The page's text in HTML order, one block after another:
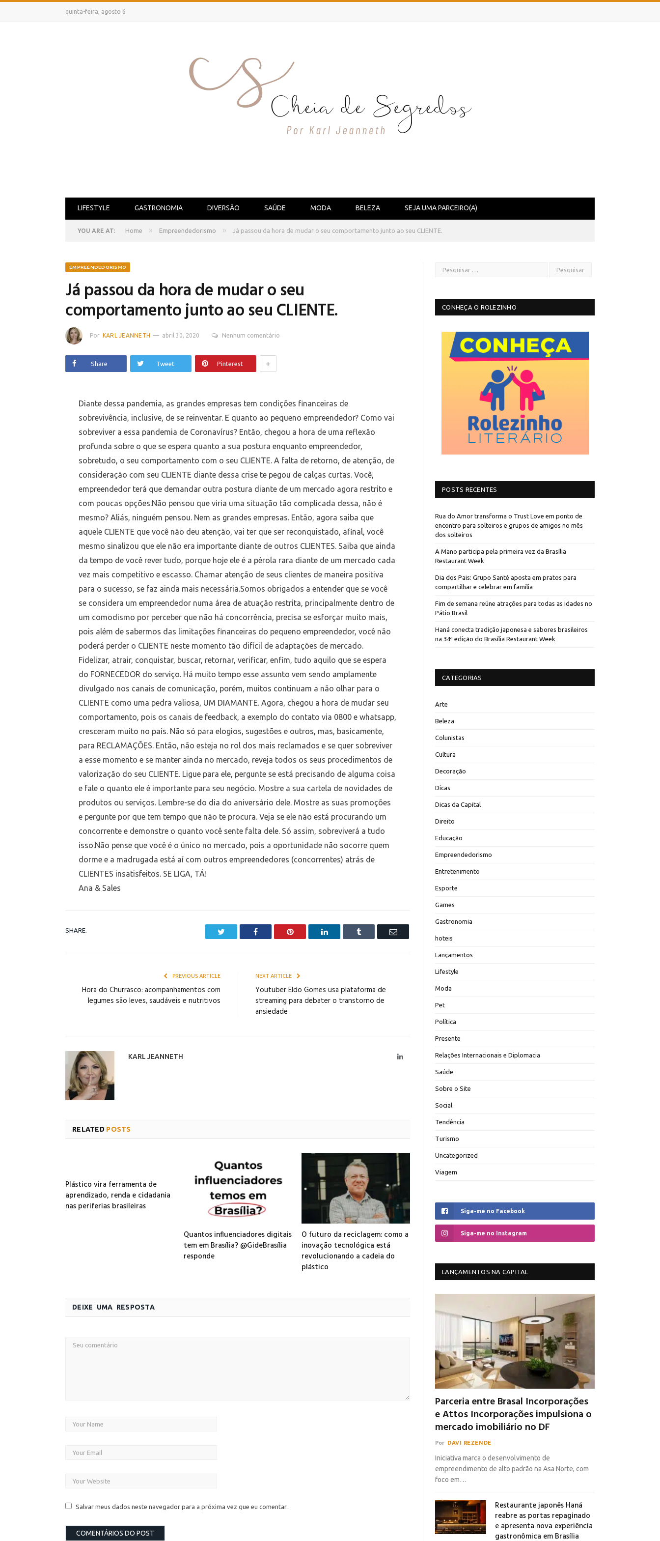
quinta-feira, agosto 6
LIFESTYLE GASTRONOMIA DIVERSÃO SAÚDE MODA BELEZA SEJA UMA PARCEIRO(A)
YOU ARE AT: Home » Empreendedorismo » Já passou da hora de mudar o seu comportamento junto ao seu CLIENTE.
EMPREENDEDORISMO
Já passou da hora de mudar o seu
comportamento junto ao seu CLIENTE.
Por KARL JEANNETH abril 30, 2020 Nenhum comentário
Share Tweet Pinterest +
Diante dessa pandemia, as grandes empresas tem condições financeiras de
sobrevivência, inclusive, de se reinventar. E quanto ao pequeno empreendedor? Como vai
sobreviver a essa pandemia de Coronavírus? Então, chegou a hora de uma reflexão
profunda sobre o que se espera quanto a sua postura enquanto empreendedor,
sobretudo, o seu comportamento com o seu CLIENTE. A falta de retorno, de atenção, de
consideração com seu CLIENTE diante dessa crise te pegou de calças curtas. Você,
empreendedor terá que demandar outra postura diante de um mercado agora restrito e
com poucas opções.Não pensou que viria uma situação tão complicada dessa, não é
mesmo? Aliás, ninguém pensou. Nem as grandes empresas. Então, agora saiba que
aquele CLIENTE que você não deu atenção, vai ter que ser reconquistado, afinal, você
mesmo sinalizou que ele não era importante diante de outros CLIENTES. Saiba que ainda
da tempo de você rever tudo, porque hoje ele é a pérola rara diante de um mercado cada
vez mais competitivo e escasso. Chamar atenção de seus clientes de maneira positiva
para o sucesso, se faz ainda mais necessária.Somos obrigados a entender que se você
se considera um empreendedor numa área de atuação restrita, principalmente dentro de
um comodismo por perceber que não há concorrência, precisa se esforçar muito mais,
pois além de sabermos das limitações financeiras do pequeno empreendedor, você não
poderá perder o CLIENTE neste momento tão difícil de adaptações de mercado.
Fidelizar, atrair, conquistar, buscar, retornar, verificar, enfim, tudo aquilo que se espera
do FORNECEDOR do serviço. Há muito tempo esse assunto vem sendo amplamente
divulgado nos canais de comunicação, porém, muitos continuam a não olhar para o
CLIENTE como uma pedra valiosa, UM DIAMANTE. Agora, chegou a hora de mudar seu
comportamento, pois os canais de feedback, a exemplo do contato via 0800 e whatsapp,
cresceram muito no país. Não só para elogios, sugestões e outros, mas, basicamente,
para RECLAMAÇÕES. Então, não esteja no rol dos mais reclamados e se quer sobreviver
a esse momento e se manter ainda no mercado, reveja todos os seus procedimentos de
valorização do seu CLIENTE. Ligue para ele, pergunte se está precisando de alguma coisa
e fale o quanto ele é importante para seu negócio. Mostre a sua cartela de novidades de
produtos ou serviços. Lembre-se do dia do aniversário dele. Mostre as suas promoções
e pergunte por que tem tempo que não te procura. Veja se ele não está procurando um
concorrente e demonstre o quanto você sente falta dele. Só assim, sobreviverá a tudo
isso.Não pense que você é o único no mercado, pois a oportunidade não socorre quem
dorme e a madrugada está aí com outros empreendedores (concorrentes) atrás de
CLIENTES insatisfeitos. SE LIGA, TÁ!
Ana & Sales
SHARE. Facebook Pinterest LinkedIn Tumblr Email
PREVIOUS ARTICLE
Hora do Churrasco: acompanhamentos com
legumes são leves, saudáveis e nutritivos
NEXT ARTICLE
Youtuber Eldo Gomes usa plataforma de
streaming para debater o transtorno de
ansiedade
KARL JEANNETH LinkedIn
RELATED POSTS
Plástico vira ferramenta de
aprendizado, renda e cidadania
nas periferias brasileiras
Quantos influenciadores digitais
tem em Brasília? @GideBrasília
responde
O futuro da reciclagem: como a
inovação tecnológica está
revolucionando a cadeia do
plástico
DEIXE UMA RESPOSTA
Salvar meus dados neste navegador para a próxima vez que eu comentar.
CONHEÇA O ROLEZINHO
POSTS RECENTES
Rua do Amor transforma o Trust Love em ponto de
encontro para solteiros e grupos de amigos no mês
dos solteiros
A Mano participa pela primeira vez da Brasília
Restaurant Week
Dia dos Pais: Grupo Santé aposta em pratos para
compartilhar e celebrar em família
Fim de semana reúne atrações para todas as idades no
Pátio Brasil
Haná conecta tradição japonesa e sabores brasileiros
na 34ª edição do Brasília Restaurant Week
CATEGORIAS
Arte
Beleza
Colunistas
Cultura
Decoração
Dicas
Dicas da Capital
Direito
Educação
Empreendedorismo
Entretenimento
Esporte
Games
Gastronomia
hoteis
Lançamentos
Lifestyle
Moda
Pet
Política
Presente
Relações Internacionais e Diplomacia
Saúde
Sobre o Site
Social
Tendência
Turismo
Uncategorized
Viagem
Siga-me no Facebook
Siga-me no Instagram
LANÇAMENTOS NA CAPITAL
Parceria entre Brasal Incorporações
e Attos Incorporações impulsiona o
mercado imobiliário no DF
Por DAVI REZENDE
Iniciativa marca o desenvolvimento de
empreendimento de alto padrão na Asa Norte, com
foco em…
Restaurante japonês Haná
reabre as portas repaginado
e apresenta nova experiência
gastronômica em Brasília